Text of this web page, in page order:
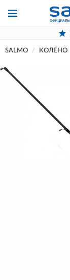
SALMO КОЛЕНО